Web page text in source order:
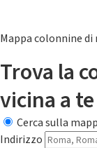
Mappa colonnine
Trova la
vicina a te
Cerca sulla
Indirizzo